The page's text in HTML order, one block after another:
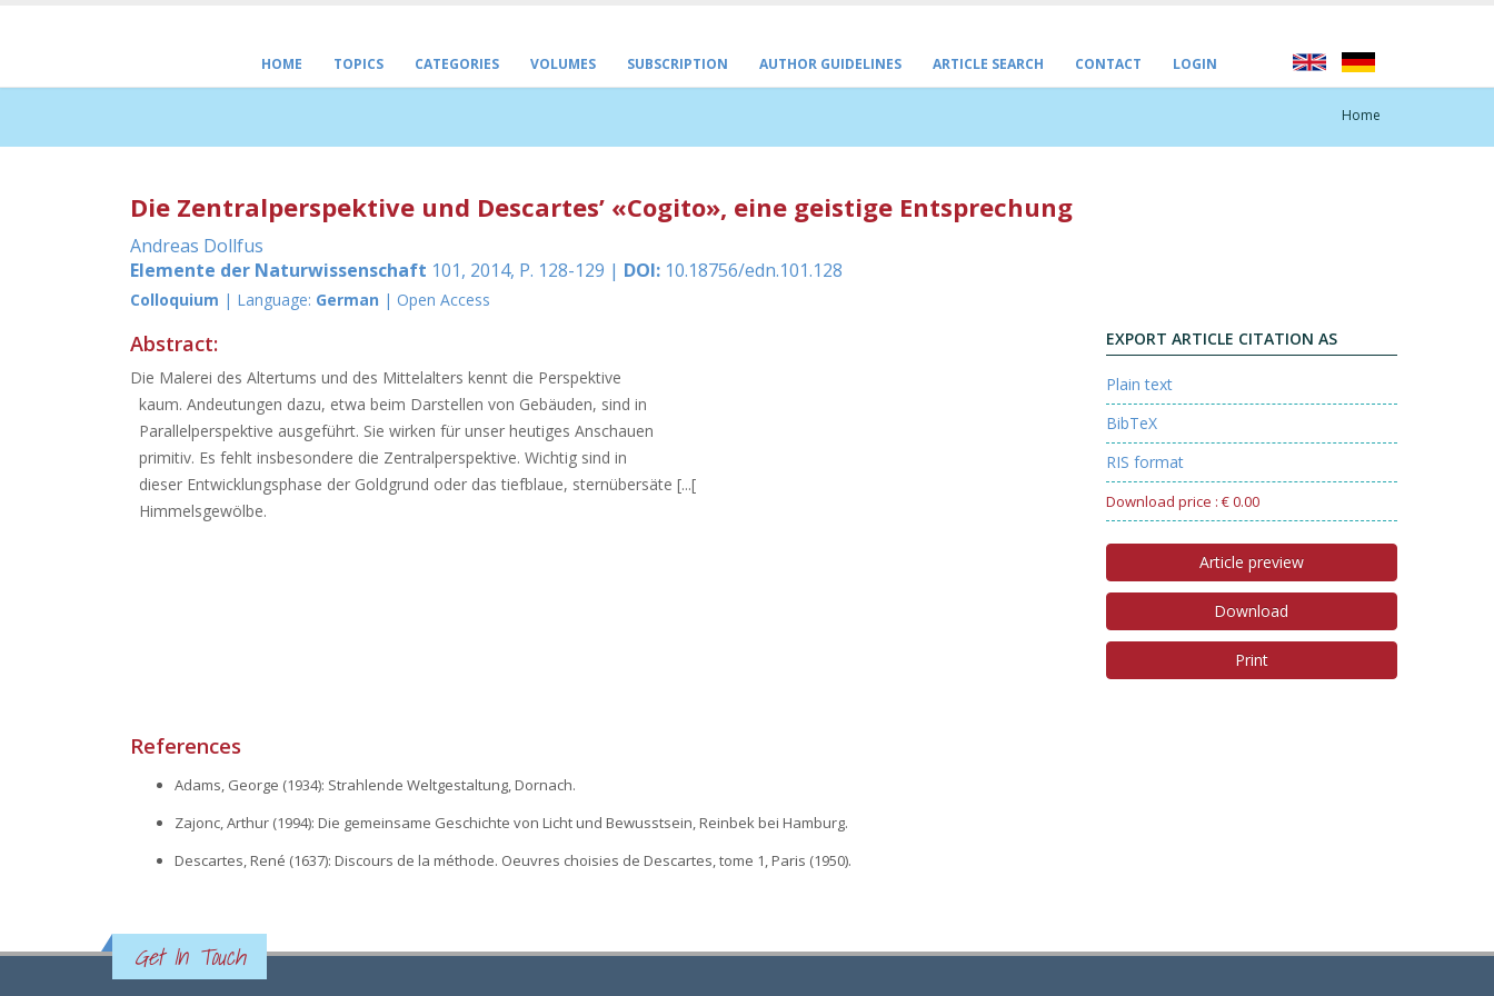
HOME TOPICS CATEGORIES VOLUMES SUBSCRIPTION AUTHOR GUIDELINES ARTICLE SEARCH CONTACT LOGIN
Home
Die Zentralperspektive und Descartes’ «Cogito», eine geistige Entsprechung
Andreas Dollfus
Elemente der Naturwissenschaft 101, 2014, P. 128-129 | DOI: 10.18756/edn.101.128
Colloquium | Language: German | Open Access
EXPORT ARTICLE CITATION AS
Plain text
BibTeX
RIS format
Download price : € 0.00
Article preview
Download
Print
Abstract:
Die Malerei des Altertums und des Mittelalters kennt die Perspektive
kaum. Andeutungen dazu, etwa beim Darstellen von Gebäuden, sind in
Parallelperspektive ausgeführt. Sie wirken für unser heutiges Anschauen
primitiv. Es fehlt insbesondere die Zentralperspektive. Wichtig sind in
dieser Entwicklungsphase der Goldgrund oder das tiefblaue, sternübersäte [...[
Himmelsgewölbe.
References
Adams, George (1934): Strahlende Weltgestaltung, Dornach.
Zajonc, Arthur (1994): Die gemeinsame Geschichte von Licht und Bewusstsein, Reinbek bei Hamburg.
Descartes, René (1637): Discours de la méthode. Oeuvres choisies de Descartes, tome 1, Paris (1950).
Get In Touch